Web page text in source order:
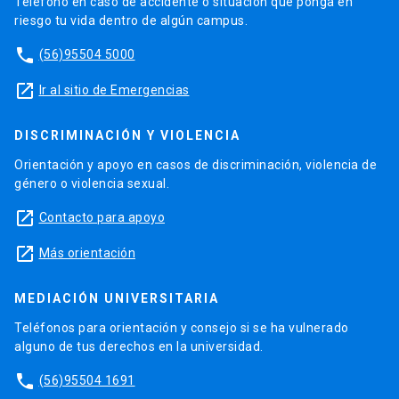
riesgo tu vida dentro de algún campus.
phone (56)95504 5000
launch Ir al sitio de Emergencias
DISCRIMINACIÓN Y VIOLENCIA
Orientación y apoyo en casos de discriminación, violencia de
género o violencia sexual.
launch Contacto para apoyo
launch Más orientación
MEDIACIÓN UNIVERSITARIA
Teléfonos para orientación y consejo si se ha vulnerado
alguno de tus derechos en la universidad.
phone (56)95504 1691